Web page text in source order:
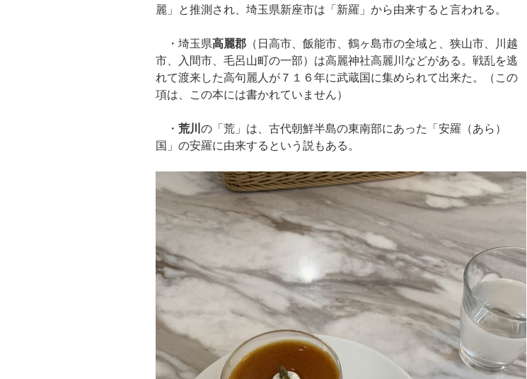
麗」と推測され、埼玉県新座市は「新羅」から由来すると言われる。
・埼玉県高麗郡 （日高市、飯能市、鶴ヶ島市の全域と、狭山市、川越
市、入間市、毛呂山町の一部）は高麗神社高麗川などがある。戦乱を逃
れて渡来した高句麗人が７１６年に武蔵国に集められて出来た。（この
項は、この本には書かれていません）
・ 荒川 の「荒」は、古代朝鮮半島の東南部にあった「安羅（あら）
国」の安羅に由来するという説もある。